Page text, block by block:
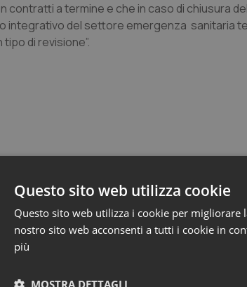
contratti a termine e che in caso di chiusura
integrativo del settore emergenza sanitaria
di revisione”.
Regioni e Asl
la ricerca in Emilia-Romagna:
più alto degli ultimi cinque anni
Questo sito web utilizza cookie
Questo sito web utilizza i cookie per migliorare
nostro sito web acconsenti a tutti i cookie in
più
MOSTRA DETTAGLI